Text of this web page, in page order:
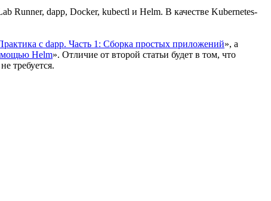
dapp, Docker, kubectl и Helm. В качестве Kubernetes-
с dapp. Часть 1: Сборка простых приложений», а
Helm». Отличие от второй статьи будет в том, что
не требуется.